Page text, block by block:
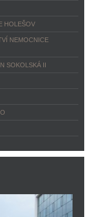
HOLEŠOV
NEMOCNICE
SOKOLSKÁ II